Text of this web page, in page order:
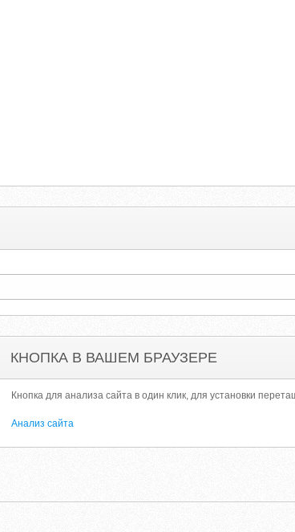
КНОПКА В ВАШЕМ БРАУЗЕРЕ
Кнопка для анализа сайта в один клик, для установки
Анализ сайта